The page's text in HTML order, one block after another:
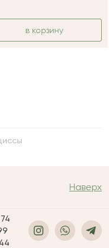
в корзину
Наверх